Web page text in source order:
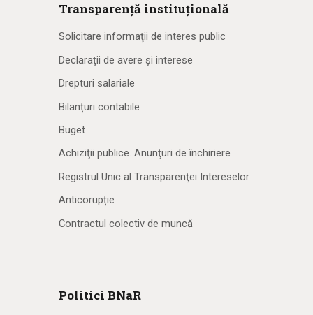
Transparență instituțională
Solicitare informaţii de interes public
Declarații de avere și interese
Drepturi salariale
Bilanțuri contabile
Buget
Achiziţii publice. Anunţuri de închiriere
Registrul Unic al Transparenţei Intereselor
Anticorupție
Contractul colectiv de muncă
Politici BNaR